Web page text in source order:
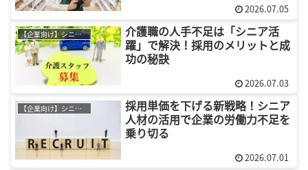
2026.07.05
【企業向け】シニア採用
介護職の人手不足は「シニア活
躍」で解決！採用のメリットと成
功の秘訣
2026.07.03
【企業向け】シニア採用
採用単価を下げる新戦略！シニア
人材の活用で企業の労働力不足を
乗り切る
2026.07.01